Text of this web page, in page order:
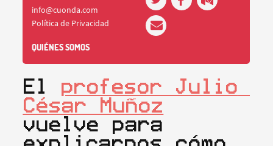
El profesor Julio
César Muñoz
vuelve para